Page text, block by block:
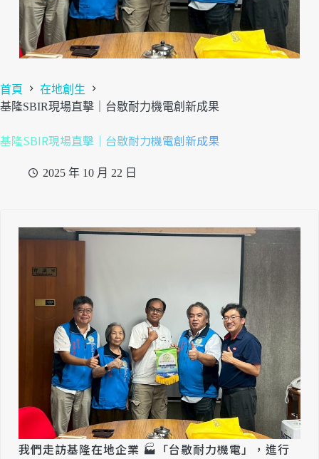
首頁
在地創生
基隆SBIR現場直擊｜台敭耐力機電創新成果
基隆SBIR現場直擊｜台敭耐力機電創新成果
2025 年 10 月 22 日
我們走訪基隆在地企業 🏭「台敭耐力機電」，進行